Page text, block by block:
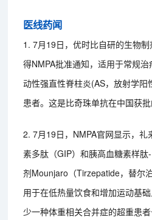
医线药闻
1. 7月19日，优时比自研的生物
得NMPA批准通知，适用于常规
动性强直性脊柱炎(AS，放射学阳
患者。这是比奇珠单抗在中国获批
2. 7月19日，NMPA官网显示，礼
素多肽（GIP）和胰高血糖素样
剂Mounjaro（Tirzepatide，替尔
用于在低热量饮食和增加运动基
少一种体重相关合并症的超重患者